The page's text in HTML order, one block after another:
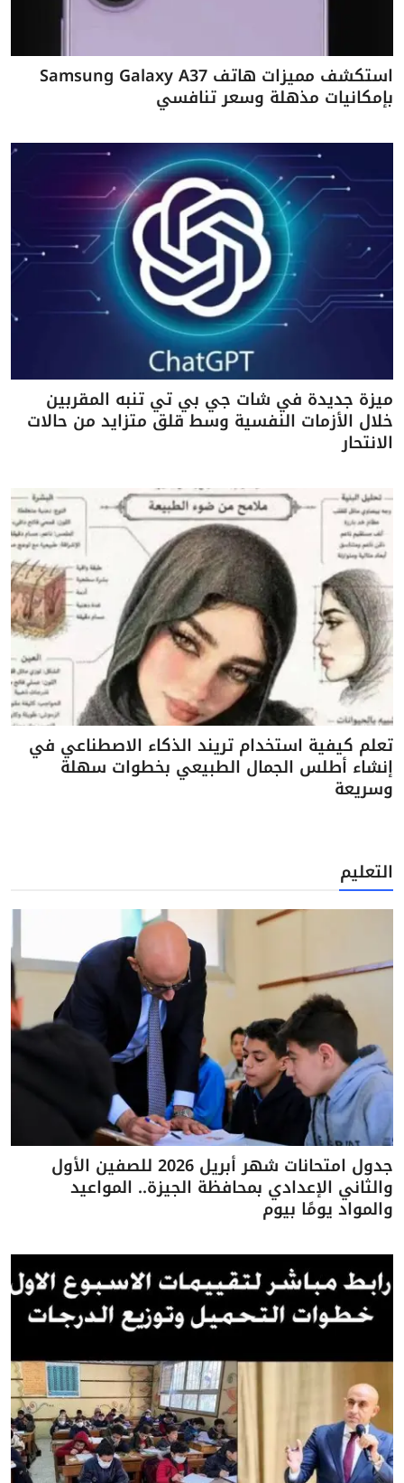
استكشف مميزات هاتف Samsung Galaxy A37
بإمكانيات مذهلة وسعر تنافسي
ميزة جديدة في شات جي بي تي تنبه المقربين
خلال الأزمات النفسية وسط قلق متزايد من حالات
الانتحار
تعلم كيفية استخدام تريند الذكاء الاصطناعي في
إنشاء أطلس الجمال الطبيعي بخطوات سهلة
وسريعة
التعليم
جدول امتحانات شهر أبريل 2026 للصفين الأول
والثاني الإعدادي بمحافظة الجيزة.. المواعيد
والمواد يومًا بيوم